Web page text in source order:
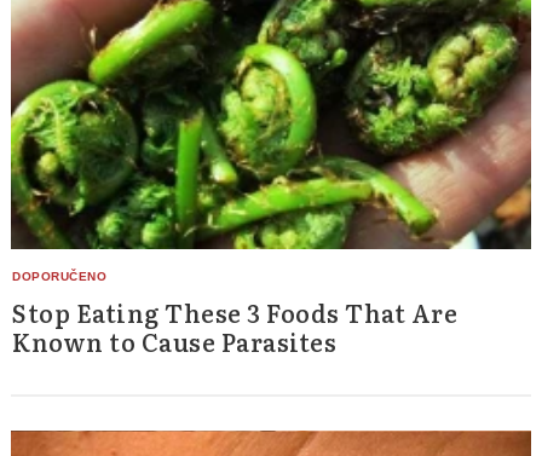
Stop Eating These 3 Foods That Are
Known to Cause Parasites